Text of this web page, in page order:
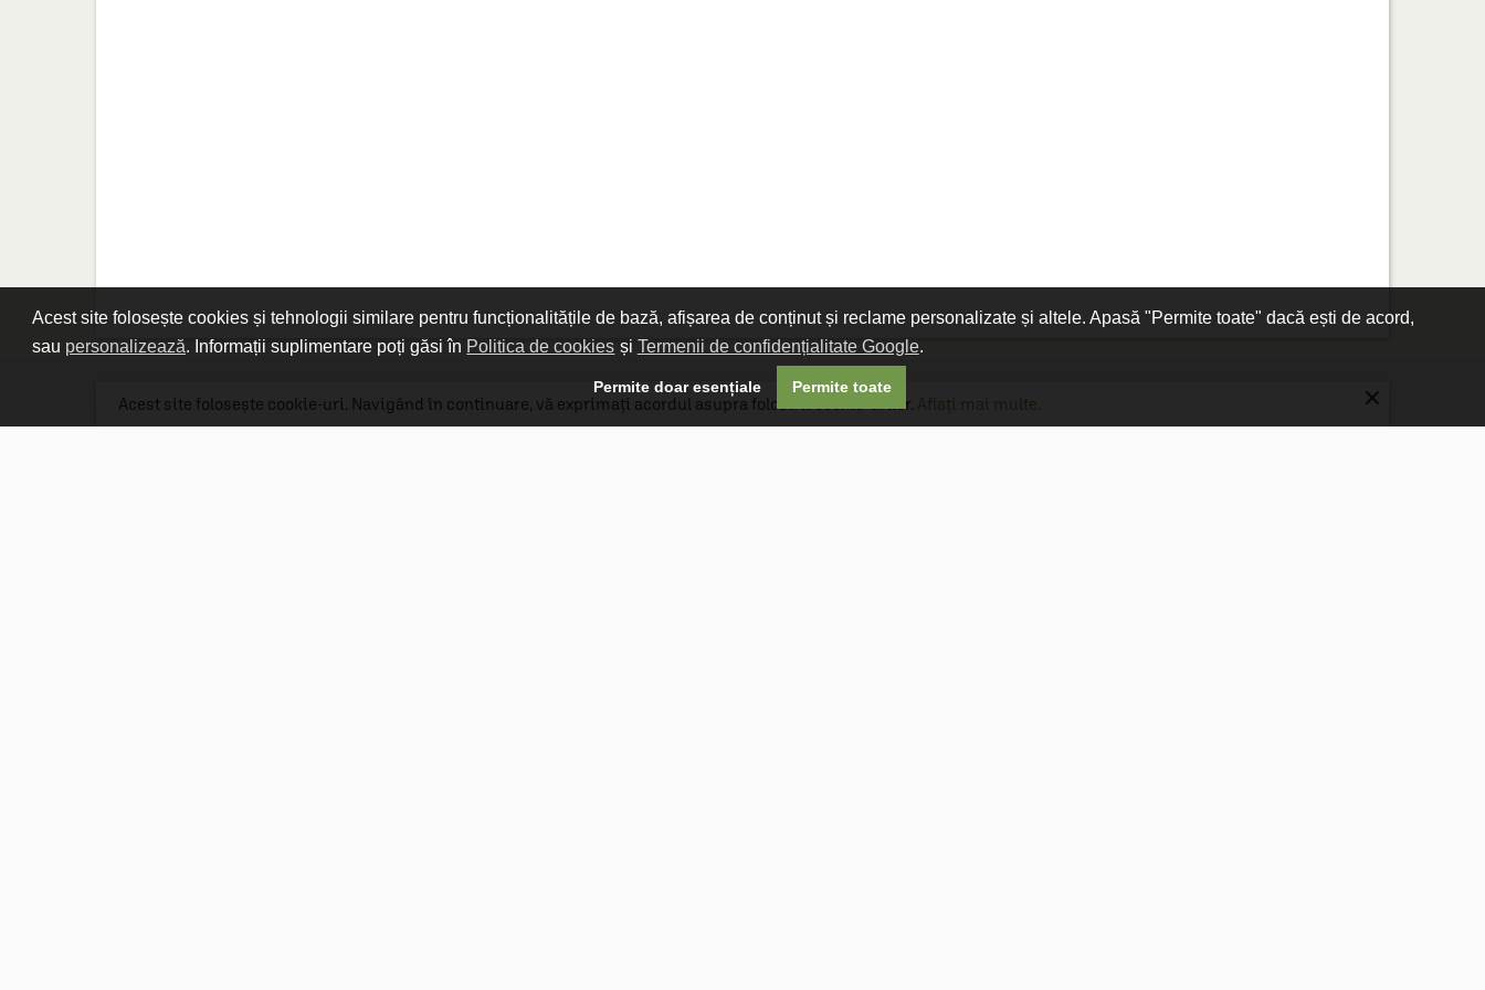
Acest site folosește cookies și tehnologii similare pentru funcționalitățile de bază, afișarea de conținut și reclame personalizate și altele. Apasă "Permite toate" dacă ești de acord,
sau personalizează. Informații suplimentare poți găsi în Politica de cookies și Termenii de confidențialitate Google.
Permite doar esențiale Permite toate
Linkuri utile  Livrare gratuită
Acest site folosește cookie-uri. Navigând în continuare, vă exprimați acordul asupra folosirii cookie-urilor. Aflați mai multe. ×